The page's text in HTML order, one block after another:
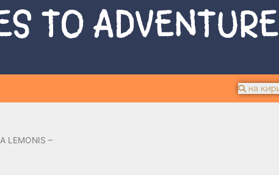
TO ADVENTURE
LEMONIS –